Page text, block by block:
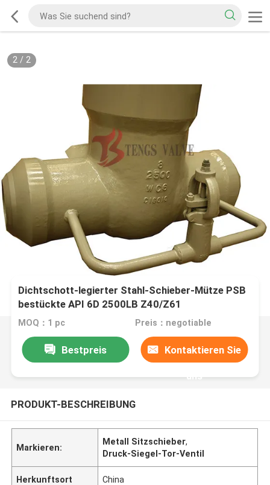
2/ 2
Dichtschott-legierter Stahl-Schieber-Mütze PSB
bestückte API 6D 2500LB Z40/Z61
MOQ：1 pc Preis：negotiable
Bestpreis Kontaktieren Sie
uns
PRODUKT-BESCHREIBUNG
Markieren:
Metall Sitzschieber,
Druck-Siegel-Tor-Ventil
Herkunftsort China